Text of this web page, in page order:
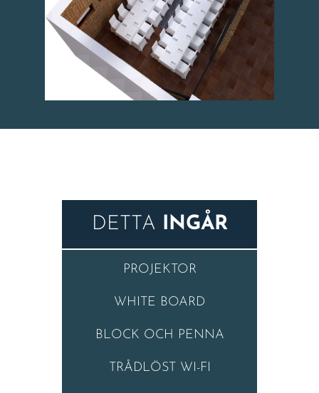
DETTA INGÅR
PROJEKTOR
WHITE BOARD
BLOCK OCH PENNA
TRÅDLÖST WI-FI